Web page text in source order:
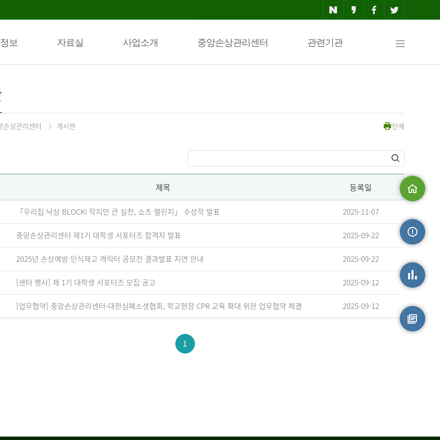
보 자료실 사업소개 중앙손상관리센터 관련기관
맵
손상관리센터 게시판 인쇄
제목 등록일
「우리집 낙상 BLOCK! 작지만 큰 실천, 쇼츠 챌린지」 수상작 발표 2025-11-07
중앙손상관리센터 제1기 대학생 서포터즈 합격자 발표 2025-09-22
2025년 손상예방 인식제고 캐릭터 공모전 결과발표 지연 안내 2025-09-22
[센터 행사] 제 1기 대학생 서포터즈 모집 공고 2025-09-12
[업무협약] 중앙손상관리센터-대한심폐소생협회, 학교현장 CPR 교육 확대 위한 업무협약 체결 2025-09-12
1